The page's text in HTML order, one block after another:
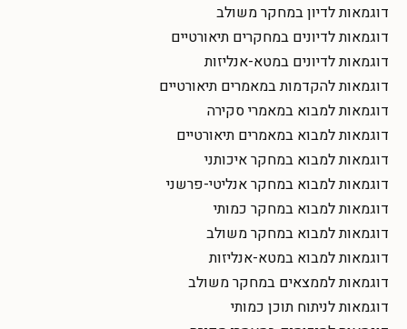
דוגמאות לדיון במחקר משולב
דוגמאות לדיונים במחקרים תיאורטיים
דוגמאות לדיונים במטא-אנליזות
דוגמאות להקדמות במאמרים תיאורטיים
דוגמאות למבוא במאמרי סקירה
דוגמאות למבוא במאמרים תיאורטיים
דוגמאות למבוא במחקר איכותני
דוגמאות למבוא במחקר אנליטי-פרשני
דוגמאות למבוא במחקר כמותי
דוגמאות למבוא במחקר משולב
דוגמאות למבוא במטא-אנליזות
דוגמאות לממצאים במחקר משולב
דוגמאות לניתוח תוכן כמותי